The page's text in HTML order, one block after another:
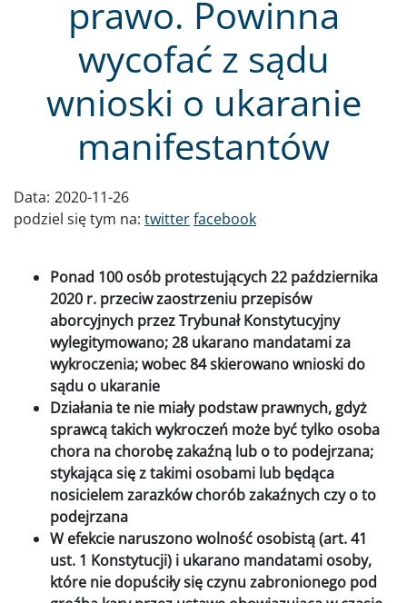
prawo. Powinna
wycofać z sądu
wnioski o ukaranie
manifestantów
Data: 2020-11-26
podziel się tym na: twitterfacebook
Ponad 100 osób protestujących 22 października
2020 r. przeciw zaostrzeniu przepisów
aborcyjnych przez Trybunał Konstytucyjny
wylegitymowano; 28 ukarano mandatami za
wykroczenia; wobec 84 skierowano wnioski do
sądu o ukaranie
Działania te nie miały podstaw prawnych, gdyż
sprawcą takich wykroczeń może być tylko osoba
chora na chorobę zakaźną lub o to podejrzana;
stykająca się z takimi osobami lub będąca
nosicielem zarazków chorób zakaźnych czy o to
podejrzana
W efekcie naruszono wolność osobistą (art. 41
ust. 1 Konstytucji) i ukarano mandatami osoby,
które nie dopuściły się czynu zabronionego pod